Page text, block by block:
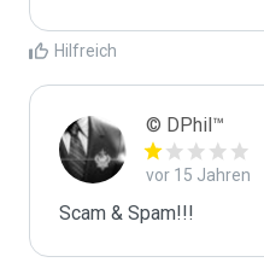
Hilfreich
© DPhil™
vor 15 Jahren
Scam & Spam!!!